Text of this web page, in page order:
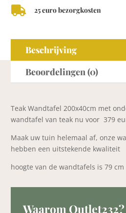
 25 euro bezorgkosten
Beschrijving
Beoordelingen (0)
Teak Wandtafel 200x40cm met
wandtafel van teak nu voor 379
Maak uw tuin helemaal af, onze
hebben een uitstekende kwaliteit
hoogte van de wandtafels is 79 cm
Waarom Outlet232?